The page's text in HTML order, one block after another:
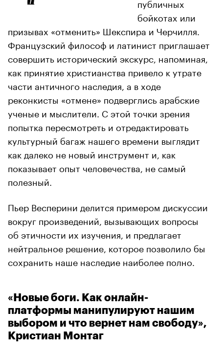
публичных
бойкотах или
призывах «отменить» Шекспира и Черчилля.
Французский философ и латинист приглашает
совершить исторический экскурс, напоминая,
как принятие христианства привело к утрате
части античного наследия, а в ходе
реконкисты «отмене» подверглись арабские
ученые и мыслители. С этой точки зрения
попытка пересмотреть и отредактировать
культурный багаж нашего времени выглядит
как далеко не новый инструмент и, как
показывает опыт человечества, не самый
полезный.
Пьер Весперини делится примером дискуссии
вокруг произведений, вызывающих вопросы
об этичности их изучения, и предлагает
нейтральное решение, которое позволило бы
сохранить наше наследие наиболее полно.
«Новые боги. Как онлайн-
платформы манипулируют нашим
выбором и что вернет нам свободу»,
Кристиан Монтаг